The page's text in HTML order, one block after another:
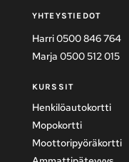
YHTEYSTIEDOT
Harri 0500 846 764
Marja 0500 512 015
KURSSIT
Henkilöautokortti
Mopokortti
Moottoripyöräkortti